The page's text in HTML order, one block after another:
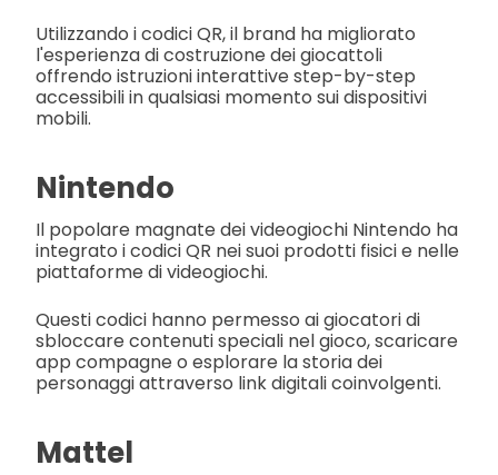
Utilizzando i codici QR, il brand ha migliorato
l'esperienza di costruzione dei giocattoli
offrendo istruzioni interattive step-by-step
accessibili in qualsiasi momento sui dispositivi
mobili.
Nintendo
Il popolare magnate dei videogiochi Nintendo ha
integrato i codici QR nei suoi prodotti fisici e nelle
piattaforme di videogiochi.
Questi codici hanno permesso ai giocatori di
sbloccare contenuti speciali nel gioco, scaricare
app compagne o esplorare la storia dei
personaggi attraverso link digitali coinvolgenti.
Mattel